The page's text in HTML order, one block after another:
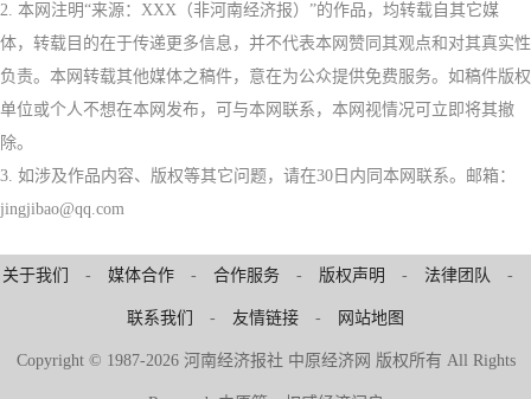
2. 本网注明“来源：XXX（非河南经济报）”的作品，均转载自其它媒
体，转载目的在于传递更多信息，并不代表本网赞同其观点和对其真实性
负责。本网转载其他媒体之稿件，意在为公众提供免费服务。如稿件版权
单位或个人不想在本网发布，可与本网联系，本网视情况可立即将其撤
除。
3. 如涉及作品内容、版权等其它问题，请在30日内同本网联系。邮箱：
jingjibao@qq.com
关于我们 - 媒体合作- 合作服务- 版权声明 - 法律团队 -
联系我们 - 友情链接 - 网站地图
Copyright © 1987-2026 河南经济报社 中原经济网 版权所有 All Rights